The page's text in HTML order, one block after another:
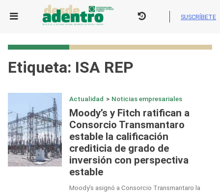
SUSCRÍBETE
Etiqueta: ISA REP
Actualidad > Noticias empresariales
Moody’s y Fitch ratifican a
Consorcio Transmantaro
estable la calificación
crediticia de grado de
inversión con perspectiva
estable
Moody’s asignó a Consorcio Transmantaro la